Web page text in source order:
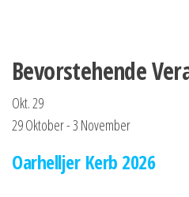
Bevorstehende
Okt.29
29 Oktober-3 November
Oarhelljer Kerb 2026